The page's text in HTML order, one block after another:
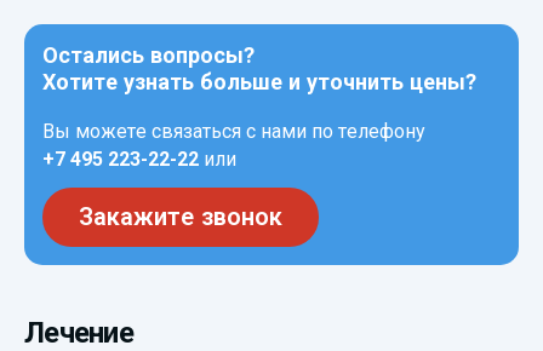
Остались вопросы?
Хотите узнать больше и уточнить цены?
Вы можете связаться с нами по телефону
+7 495 223-22-22 или
Закажите звонок
Лечение